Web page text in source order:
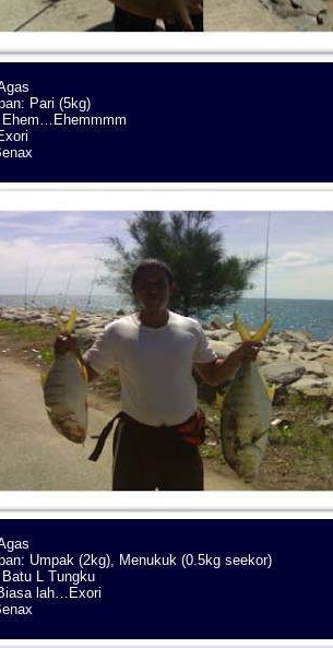
Pari (5kg)
Ehem…Ehemmmm
Umpak (2kg), Menukuk (0.5kg seekor)
Batu L Tungku
lah…Exori